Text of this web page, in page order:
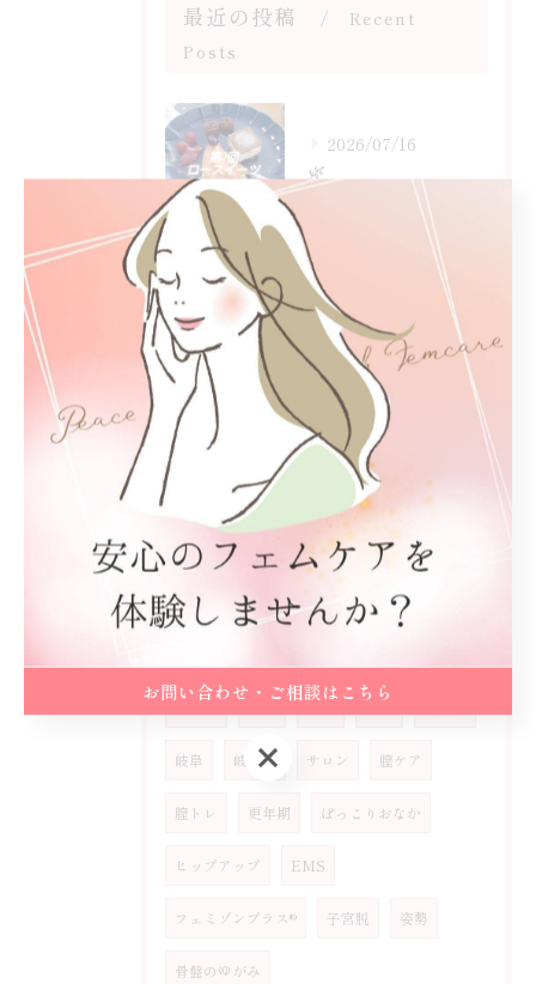
最近の投稿
Recent
Posts
2026/07/16
🌿
💝
2026/07/07
🎋✨今日は七夕✨
岐阜 岐阜県 サロン 膣ケア
膣トレ 更年期 ぽっこりおなか
ヒップアップ EMS
フェミゾンプラス® 子宮脱 姿勢
骨盤のゆがみ
お問い合わせ・ご相談はこちら
お問い合わせ・ご相談はこちら